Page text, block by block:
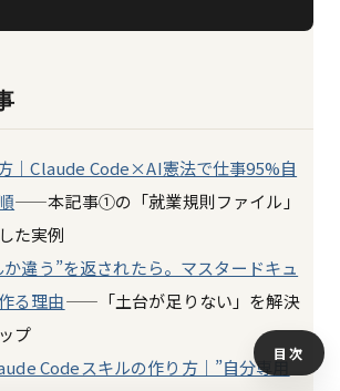
｜Claude Code×AI憲法で仕事95%自
——本記事①の「就業規則ファイル」
た実例
違う”を返されたら。マスタードキュ
る理由——「土台が足りない」を解決
プ
Codeスキルの作り方｜”自分専用
目次